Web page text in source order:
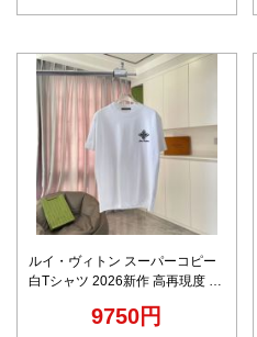
ルイ・ヴィトン スーパーコピー
白Tシャツ 2026新作 高再現度 本
評価 口コミ多数 安心サイト
9750円